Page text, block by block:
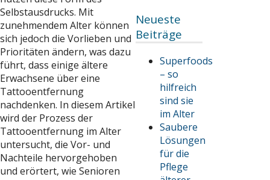
Neueste
Beiträge
Superfoods
– so
hilfreich
sind sie
im Alter
Saubere
Lösungen
für die
Pflege
Selbstausdrucks. Mit
zunehmendem Alter können
sich jedoch die Vorlieben und
Prioritäten ändern, was dazu
führt, dass einige ältere
Erwachsene über eine
Tattooentfernung
nachdenken. In diesem Artikel
wird der Prozess der
Tattooentfernung im Alter
untersucht, die Vor- und
Nachteile hervorgehoben
und erörtert, wie Senioren